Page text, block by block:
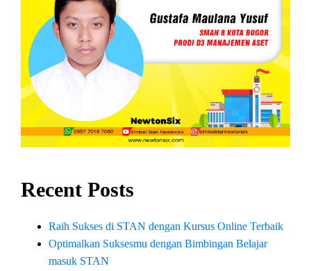
Recent Posts
Raih Sukses di STAN dengan Kursus Online Terbaik
Optimalkan Suksesmu dengan Bimbingan Belajar
masuk STAN